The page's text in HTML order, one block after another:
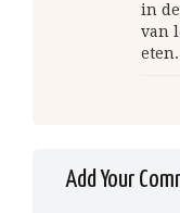
in
van
eten.
Add Your